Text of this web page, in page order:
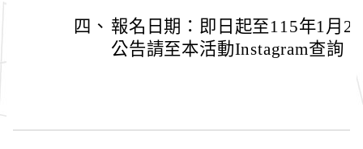
四、 報名日期：即日起至115年1月
公告請至本活動Instagram查詢